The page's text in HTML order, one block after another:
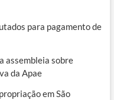
para pagamento de
assembleia sobre
da Apae
em São